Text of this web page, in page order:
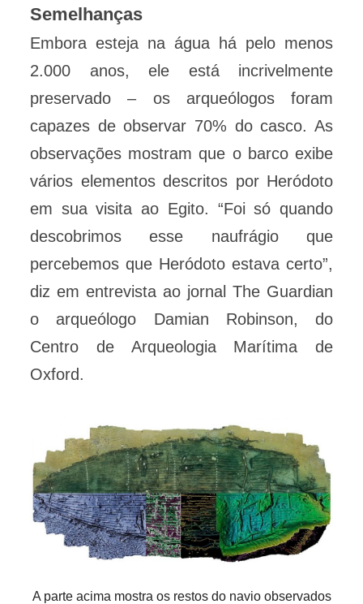
Semelhanças
Embora esteja na água há pelo menos
2.000 anos, ele está incrivelmente
preservado – os arqueólogos foram
capazes de observar 70% do casco. As
observações mostram que o barco exibe
vários elementos descritos por Heródoto
em sua visita ao Egito. “Foi só quando
descobrimos esse naufrágio que
percebemos que Heródoto estava certo”,
diz em entrevista ao jornal The Guardian
o arqueólogo Damian Robinson, do
Centro de Arqueologia Marítima de
Oxford.
A parte acima mostra os restos do navio observados